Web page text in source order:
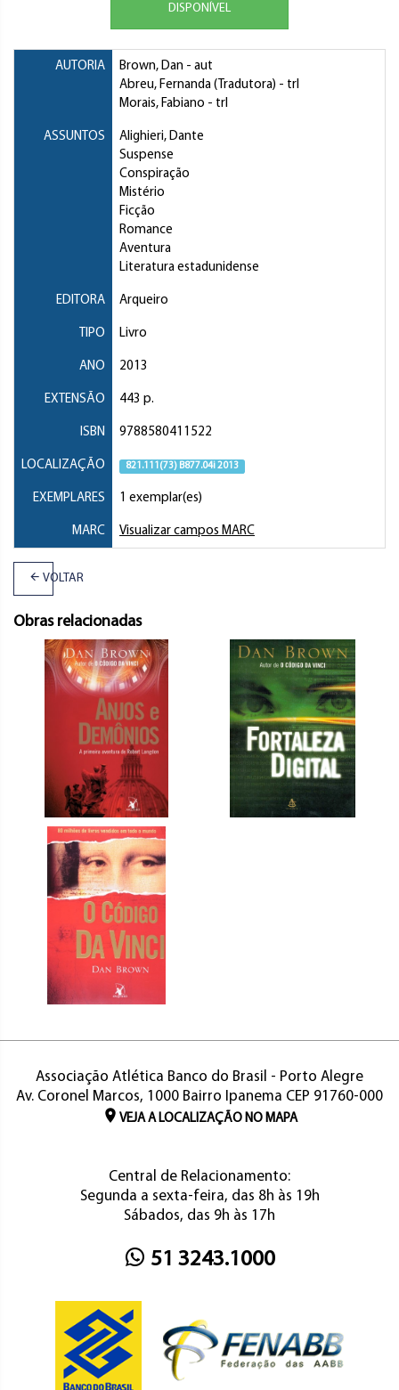
DISPONÍVEL
AUTORIA Brown, Dan - aut
Abreu, Fernanda (Tradutora) - trl
Morais, Fabiano - trl
ASSUNTOS
Alighieri, Dante
Suspense
Conspiração
Mistério
Ficção
Romance
Aventura
Literatura estadunidense
EDITORA Arqueiro
TIPO Livro
ANO 2013
EXTENSÃO 443 p.
ISBN 9788580411522
LOCALIZAÇÃO 821.111(73) B877.04i 2013
EXEMPLARES 1 exemplar(es)
MARC Visualizar campos MARC
VOLTAR
Obras relacionadas
Associação Atlética Banco do Brasil - Porto Alegre
Av. Coronel Marcos, 1000 Bairro Ipanema CEP 91760-000
VEJA A LOCALIZAÇÃO NO MAPA
Central de Relacionamento:
Segunda a sexta-feira, das 8h às 19h
Sábados, das 9h às 17h
51 3243.1000